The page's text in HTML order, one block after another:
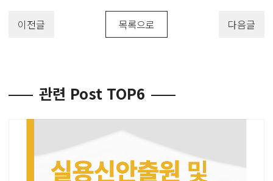
이전글 목록으로 다음글
관련 Post TOP6